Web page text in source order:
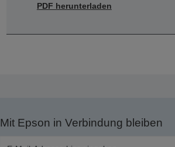
PDF herunterladen
Mit Epson in Verbindung bleiben